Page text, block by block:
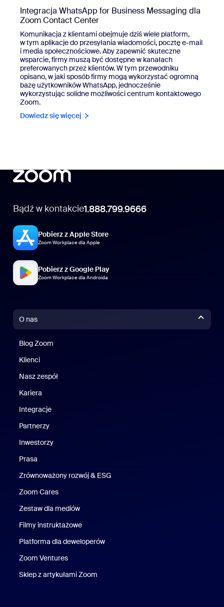
Integracja WhatsApp for Business Messaging dla
Zoom Contact Center
Komunikacja z klientami obejmuje dziś wiele platform,
w tym aplikacje do przesyłania wiadomości, pocztę e-mail
i media społecznościowe. Aby zapewnić skuteczne
wsparcie, firmy muszą być dostępne w kanałach
preferowanych przez klientów. W tym przewodniku
opisano, w jaki sposób firmy mogą wykorzystać ogromną
bazę użytkowników WhatsApp, jednocześnie
wykorzystując solidne możliwości centrum kontaktowego
Zoom.
Dowiedz się więcej
Bądź w kontakcie1.888.799.9666
Pobierz z Apple Store
Zoom Workplace dla Apple
Pobierz z Google Play
Zoom Workplace dla Androida
O nas
Blog Zoom
Klienci
Nasz zespół
Kariera
Integracje
Partnerzy
Inwestorzy
Prasa
Zrównoważony rozwój & ESG
Zoom Cares
Zestaw dla mediów
Filmy instruktażowe
Platforma dla deweloperów
Zoom Ventures
Sklep z artykułami Zoom